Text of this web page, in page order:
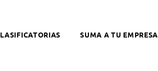
SUMA A TU EMPRESA